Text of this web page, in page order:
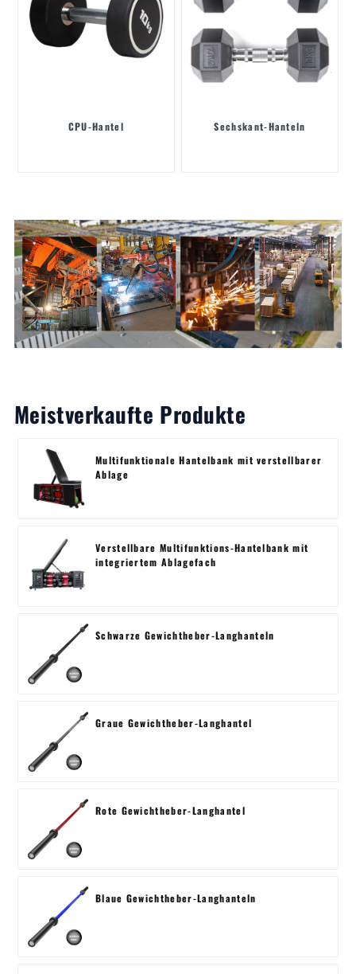
CPU-Hantel Sechskant-Hanteln
Meistverkaufte Produkte
Multifunktionale Hantelbank mit verstellbarer
Ablage
Verstellbare Multifunktions-Hantelbank mit
integriertem Ablagefach
Schwarze Gewichtheber-Langhanteln
Graue Gewichtheber-Langhantel
Rote Gewichtheber-Langhantel
Blaue Gewichtheber-Langhanteln